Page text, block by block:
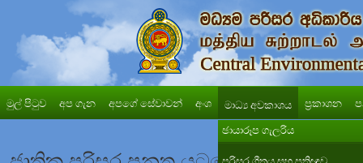
මුල් පිටුව අප ගැන අපගේ සේවාවන් අංශ
මාධ්‍ය අවකාශය
ඡායාරූප ගැලරිය
ප්‍රකාශන